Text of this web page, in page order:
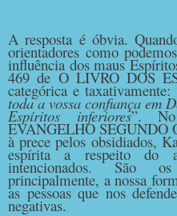
A resposta é óbvia.
orientadores como
influência dos maus
469 de O LIVRO DOS
categórica e taxativamente:
toda a vossa confiança em
Espíritos inferiores”.
EVANGELHO SEGUNDO
à prece pelos obsidiados,
espírita a respeito do
intencionados. São
principalmente, a nossa
as pessoas que nos
negativas.